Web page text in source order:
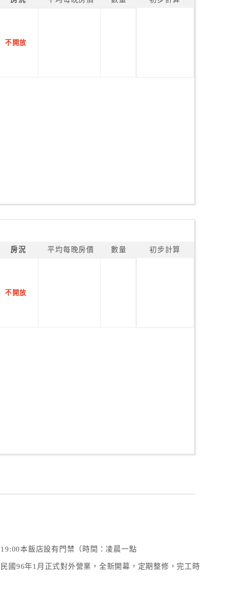
不開放
房況 平均每晚房價 數量 初步計算
不開放
19:00本飯店設有門禁（時間：凌晨一點
民國96年1月正式對外營業，全新開幕，定期整修，完工時